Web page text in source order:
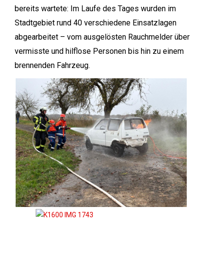
bereits wartete: Im Laufe des Tages wurden im
Stadtgebiet rund 40 verschiedene Einsatzlagen
abgearbeitet – vom ausgelösten Rauchmelder über
vermisste und hilflose Personen bis hin zu einem
brennenden Fahrzeug.